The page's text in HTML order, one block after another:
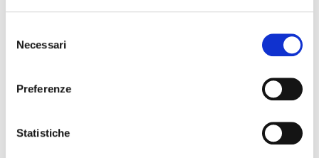
delNecessari
Preferenze
Statistiche